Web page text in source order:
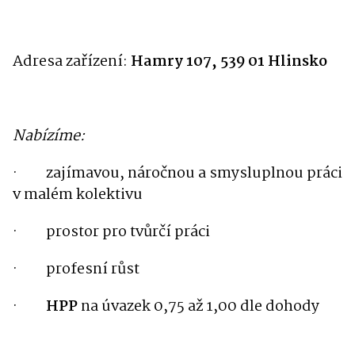
Adresa zařízení: Hamry 107, 539 01 Hlinsko
Nabízíme:
·
zajímavou, náročnou a smysluplnou práci
v malém kolektivu
·
prostor pro tvůrčí práci
·
profesní růst
·
HPPna úvazek 0,75 až 1,00 dle dohody